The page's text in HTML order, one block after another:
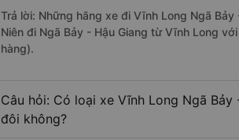
Trả lời: Những hãng xe đi Vĩnh Long Ngã
Niên đi Ngã Bảy - Hậu Giang từ Vĩnh Long
hàng).
Câu hỏi: Có loại xe Vĩnh Long Ngã
đôi không?